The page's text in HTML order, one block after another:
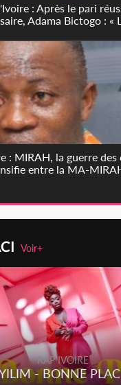
: Après le pari
Adama Bictogo : «
: MIRAH, la guerre des
entre la MA-
Voir+
RAP IVOIRE
- BONNE